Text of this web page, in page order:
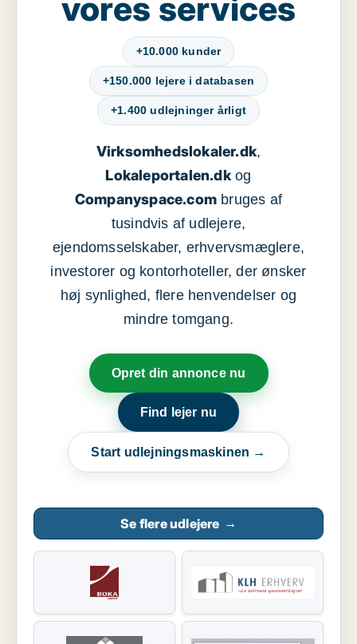
vores services
+10.000 kunder
+150.000 lejere i databasen
+1.400 udlejninger årligt
Virksomhedslokaler.dk,
Lokaleportalen.dkog
Companyspace.com bruges af
tusindvis af udlejere,
ejendomsselskaber, erhvervsmæglere,
investorer og kontorhoteller, der ønsker
høj synlighed, flere henvendelser og
mindre tomgang.
Opret din annonce nu
Find lejer nu
Start udlejningsmaskinen →
Se flere udlejere →